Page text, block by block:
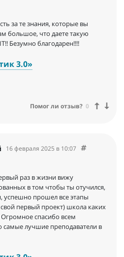
за те знания, которые вы
большое, что даете такую
Безумно благодарен!!!!
3.0»
Помог ли отзыв? 0
16 февраля 2025 в 10:07
раз в жизни вижу
в том чтобы ты отучился,
успешно прошел все этапы
первый проект) школа каких
спасибо всем
самые лучшие преподаватели в